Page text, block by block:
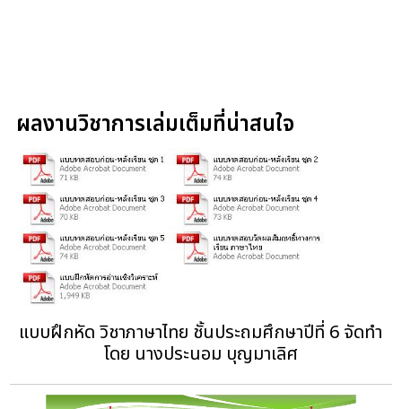
ผลงานวิชาการเล่มเต็มที่น่าสนใจ
แบบฝึกหัด วิชาภาษาไทย ชั้นประถมศึกษาปีที่ 6 จัดทำ
โดย นางประนอม บุญมาเลิศ